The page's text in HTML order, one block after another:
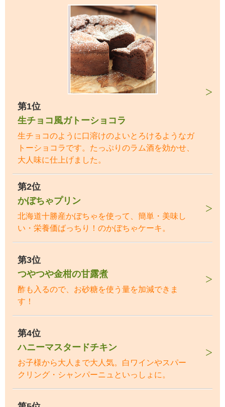
第1位
生チョコ風ガトーショコラ
生チョコのように口溶けのよいとろけるようなガ
トーショコラです。たっぷりのラム酒を効かせ、
大人味に仕上げました。
第2位
かぼちゃプリン
北海道十勝産かぼちゃを使って、簡単・美味し
い・栄養価ばっちり！のかぼちゃケーキ。
第3位
つやつや金柑の甘露煮
酢も入るので、お砂糖を使う量を加減できま
す！
第4位
ハニーマスタードチキン
お子様から大人まで大人気。白ワインやスパー
クリング・シャンパーニュといっしょに。